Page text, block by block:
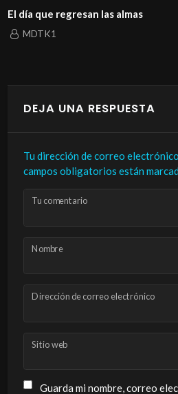
que regresan las almas
DEJA UNA RESPUESTA
Tu dirección de correo
campos obligatorios están
Tu comentario
Nombre
Dirección de correo electrónico
Sitio web
Guarda mi nombre, correo